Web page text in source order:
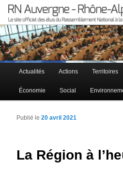
RN Auvergne –
Le site officiel des élus RN à la région
Menu principal
Aller au contenu principal
Aller au contenu secondaire
Actualités Actions Territoires
Économie Social
La Région à
Publié le20 avril 2021